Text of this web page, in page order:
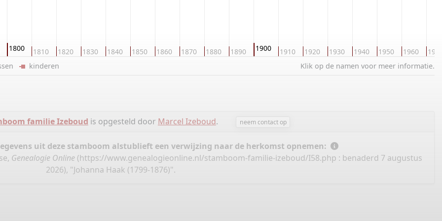
1800 1810 1820 1830 1840 1850 1860 1870 1880 1890 1900 1910 1920 1930 1940 1950 1960
Klik op de namen voor meer informatie.
kinderen
familie Izeboud is opgesteld door Marcel Izeboud. neem contact op
uit deze stamboom alstublieft een verwijzing naar de herkomst opnemen:
Genealogie Online (https://www.genealogieonline.nl/stamboom-familie-izeboud/I58.php : benaderd 7 augustus
2026), "Johanna Haak (1799-1876)".